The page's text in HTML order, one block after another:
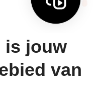
is jouw
van